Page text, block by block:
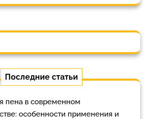
Последние статьи
пена в современном
особенности применения и